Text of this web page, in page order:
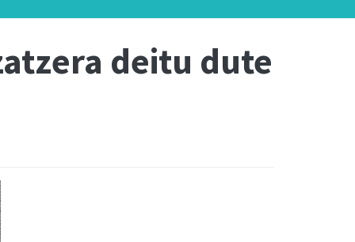
deitu dute